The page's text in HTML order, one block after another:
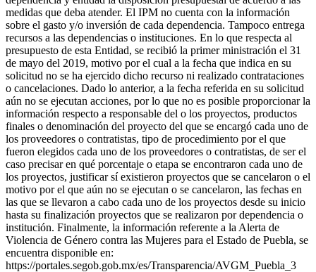
medidas que deba atender. El IPM no cuenta con la información
sobre el gasto y/o inversión de cada dependencia. Tampoco entrega
recursos a las dependencias o instituciones. En lo que respecta al
presupuesto de esta Entidad, se recibió la primer ministración el 31
de mayo del 2019, motivo por el cual a la fecha que indica en su
solicitud no se ha ejercido dicho recurso ni realizado contrataciones
o cancelaciones. Dado lo anterior, a la fecha referida en su solicitud
aún no se ejecutan acciones, por lo que no es posible proporcionar la
información respecto a responsable del o los proyectos, productos
finales o denominación del proyecto del que se encargó cada uno de
los proveedores o contratistas, tipo de procedimiento por el que
fueron elegidos cada uno de los proveedores o contratistas, de ser el
caso precisar en qué porcentaje o etapa se encontraron cada uno de
los proyectos, justificar sí existieron proyectos que se cancelaron o el
motivo por el que aún no se ejecutan o se cancelaron, las fechas en
las que se llevaron a cabo cada uno de los proyectos desde su inicio
hasta su finalización proyectos que se realizaron por dependencia o
institución. Finalmente, la información referente a la Alerta de
Violencia de Género contra las Mujeres para el Estado de Puebla, se
encuentra disponible en:
https://portales.segob.gob.mx/es/Transparencia/AVGM_Puebla_3